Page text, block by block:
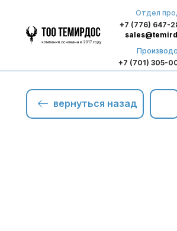
Отдел
+7 (776) 647-
+7 (701) 305-
вернуться назад